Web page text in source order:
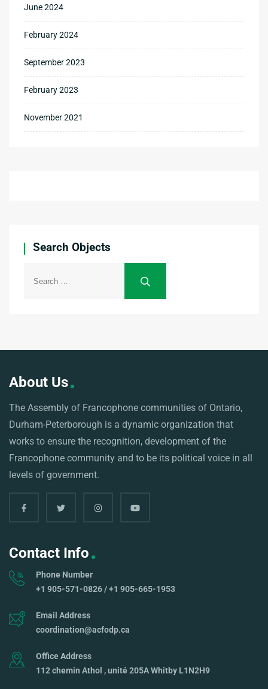
June 2024
February 2024
September 2023
February 2023
November 2021
Search Objects
About Us
The Assembly of Francophone communities of Ontario,
Durham-Peterborough is a dynamic organization that
works to ensure the recognition, development of the
Francophone community and to be its political voice in all
levels of government.
Contact Info
Phone Number
+1 905-571-0826 / +1 905-665-1953
Email Address
coordination@acfodp.ca
Office Address
112 chemin Athol , unité 205A Whitby L1N2H9